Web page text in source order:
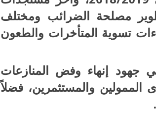
مصلحة الضرائب ومختلف
تسوية المتأخرات والطعون
جهود إنهاء وفض المنازعات
الممولين والمستثمرين، فضلاً